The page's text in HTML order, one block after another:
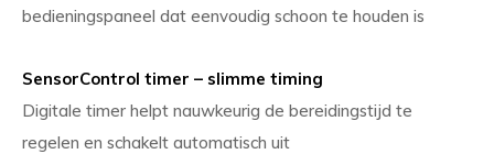
bedieningspaneel dat eenvoudig schoon te houden is
SensorControl timer – slimme timing
Digitale timer helpt nauwkeurig de bereidingstijd te
regelen en schakelt automatisch uit